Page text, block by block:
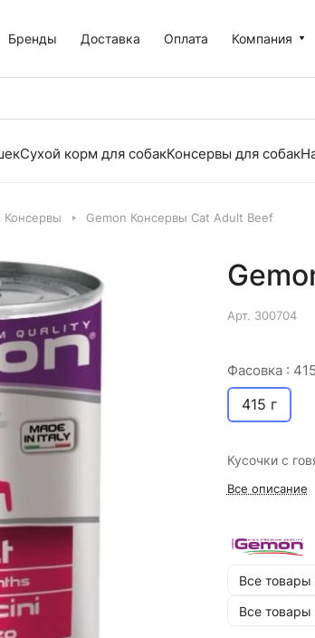
Бренды Доставка Оплата Компания
Сухой корм для собакКонсервы для собак
Консервы Gemon Консервы Cat Adult Beef
Арт. 300704
Фасовка :
415 г
Кусочки с
Все описание
Все товары
Все товары